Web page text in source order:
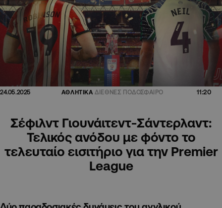
24.05.2025 ΑΘΛΗΤΙΚΑ ΔΙΕΘΝΕΣ ΠΟΔΟΣΦΑΙΡΟ 11:20
Σέφιλντ Γιουνάιτεντ-Σάντερλαντ:
Τελικός ανόδου με φόντο το
τελευταίο εισιτήριο για την Premier
League